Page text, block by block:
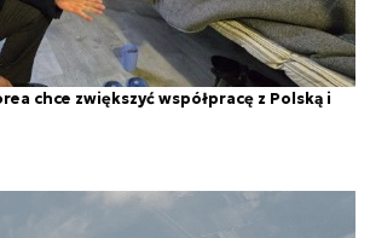
chce zwiększyć współpracę z Polską i